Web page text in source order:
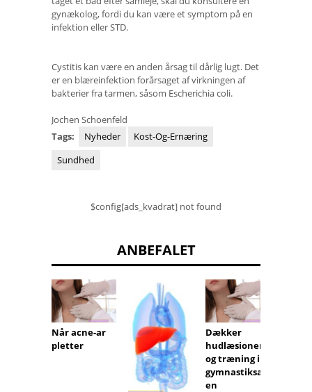
gynækolog, fordi du kan være et symptom på en
infektion eller STD.
Cystitis kan være en anden årsag til dårlig lugt. Det
er en blæreinfektion forårsaget af virkningen af ​​
bakterier fra tarmen, såsom Escherichia coli.
Jochen Schoenfeld
Tags:
Nyheder
Kost-Og-Ernæring
Sundhed
$config[ads_kvadrat] not found
ANBEFALET
Når acne-ar
pletter
Dækker
hudlæsioner
og træning i
gymnastiksal
en